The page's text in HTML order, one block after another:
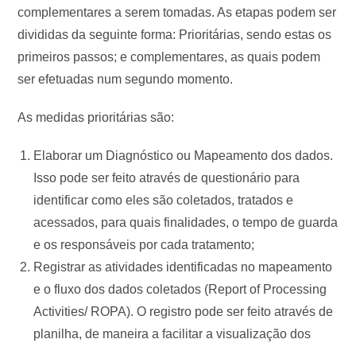
complementares a serem tomadas. As etapas podem ser
divididas da seguinte forma: Prioritárias, sendo estas os
primeiros passos; e complementares, as quais podem
ser efetuadas num segundo momento.
As medidas prioritárias são:
Elaborar um Diagnóstico ou Mapeamento dos dados.
Isso pode ser feito através de questionário para
identificar como eles são coletados, tratados e
acessados, para quais finalidades, o tempo de guarda
e os responsáveis por cada tratamento;
Registrar as atividades identificadas no mapeamento
e o fluxo dos dados coletados (Report of Processing
Activities/ ROPA). O registro pode ser feito através de
planilha, de maneira a facilitar a visualização dos